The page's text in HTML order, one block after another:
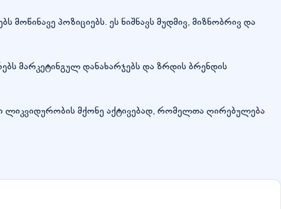
მოწინავე პოზიციებს. ეს ნიშნავს მუდმივ, მიზნობრივ და
მარკეტინგულ დანახარჯებს და ზრდის ბრენდის
ლიკვიდურობის მქონე აქტივებად, რომელთა ღირებულება